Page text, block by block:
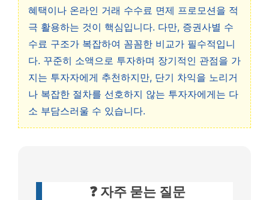
혜택이나 온라인 거래 수수료 면제 프로모션을 적
극 활용하는 것이 핵심입니다. 다만, 증권사별 수
수료 구조가 복잡하여 꼼꼼한 비교가 필수적입니
다. 꾸준히 소액으로 투자하며 장기적인 관점을 가
지는 투자자에게 추천하지만, 단기 차익을 노리거
나 복잡한 절차를 선호하지 않는 투자자에게는 다
소 부담스러울 수 있습니다.
❓ 자주 묻는 질문